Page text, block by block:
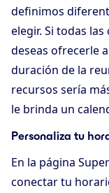
definimos
elegir. Si todas
deseas ofrecerle
duración de la
recursos sería
le brinda un
Personaliza tu
En la página
conectar tu